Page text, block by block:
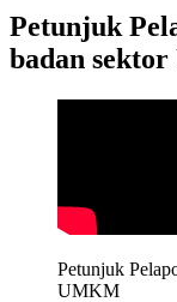
Petunjuk
badan
Petunjuk
UMKM